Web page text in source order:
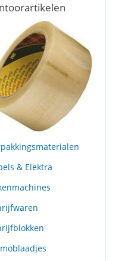
& Elektra